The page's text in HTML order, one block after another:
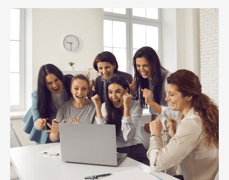
Máster
Doctorado
universidades
españolas
de
AUIP